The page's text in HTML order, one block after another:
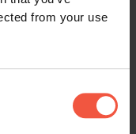
from your use
in Nordfinnland oder
Gebühr an.
Küste